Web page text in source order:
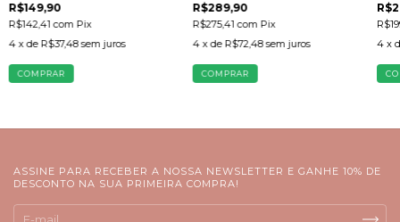
R$149,90
R$142,41com Pix
4 x de R$37,48 sem juros
COMPRAR
R$289,90
R$275,41com Pix
4 x de R$72,48 sem juros
COMPRAR
4 x
ASSINE PARA RECEBER A NOSSA NEWSLETTER E GANHE 10% DE
DESCONTO NA SUA PRIMEIRA COMPRA!